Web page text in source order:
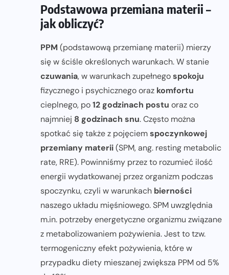
Podstawowa przemiana materii –
jak obliczyć?
PPM (podstawową przemianę materii) mierzy
się w ściśle określonych warunkach. W stanie
czuwania, w warunkach zupełnegospokoju
fizycznego i psychicznego oraz komfortu
cieplnego, po12 godzinach postu oraz co
najmniej 8 godzinach snu. Często można
spotkać się także z pojęciemspoczynkowej
przemiany materii(SPM, ang. resting metabolic
rate, RRE). Powinniśmy przez to rozumieć ilość
energii wydatkowanej przez organizm podczas
spoczynku, czyli w warunkach bierności
naszego układu mięśniowego. SPM uwzględnia
m.in. potrzeby energetyczne organizmu związane
z metabolizowaniem pożywienia. Jest to tzw.
termogeniczny efekt pożywienia, które w
przypadku diety mieszanej zwiększa PPM od 5%